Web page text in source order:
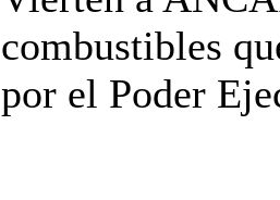
combustibles
por el Poder